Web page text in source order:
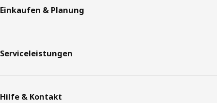
Einkaufen & Planung
Serviceleistungen
Hilfe & Kontakt